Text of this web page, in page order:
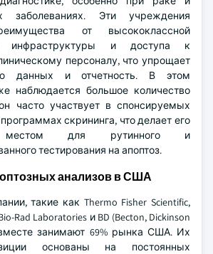
заболеваниях. Эти учреждения
от высококлассной
инфраструктуры и доступа к
персоналу, что упрощает
данных и отчетность. В этом
наблюдается большое количество
часто участвует в спонсируемых
скрининга, что делает его
местом для рутинного и
тестирования на апоптоз.
анализов в США
такие как Thermo Fisher Scientific,
Rad Laboratories и BD (Becton, Dickinson
занимают 69% рынка США. Их
основаны на постоянных